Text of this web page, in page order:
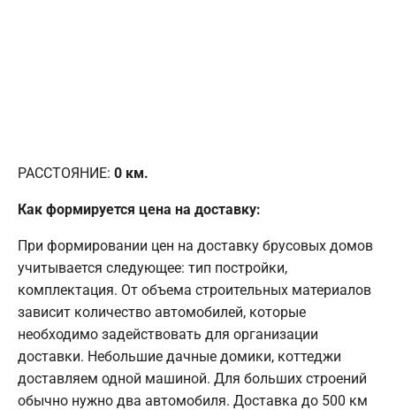
РАССТОЯНИЕ: 0 км.
Как формируется цена на доставку:
При формировании цен на доставку брусовых домов
учитывается следующее: тип постройки,
комплектация. От объема строительных материалов
зависит количество автомобилей, которые
необходимо задействовать для организации
доставки. Небольшие дачные домики, коттеджи
доставляем одной машиной. Для больших строений
обычно нужно два автомобиля. Доставка до 500 км